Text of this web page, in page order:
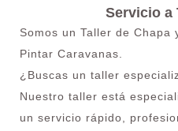
Servicio a
Somos un Taller de Chapa
Pintar Caravanas.
¿Buscas un taller
Nuestro taller está
un servicio rápido,